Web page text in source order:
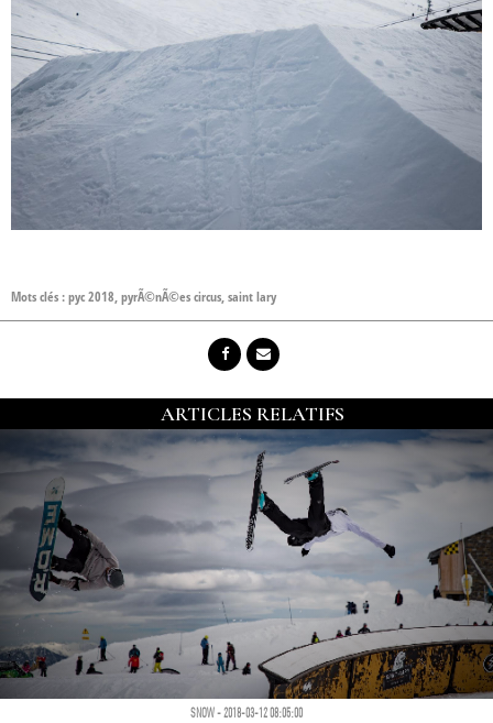
Mots clés :pyc 2018,pyrÃ©nÃ©es circus,saint lary
ARTICLES RELATIFS
SNOW - 2018-03-12 08:05:00